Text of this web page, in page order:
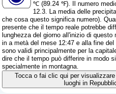
℃ (89.24 ℉). Il numero
12.3. La media delle
che cosa questo significa numero).
presente che il tempo reale potrebbe
lunghezza del giorno all'inizio di
in a metà del mese 12:47 e alla fine
sono validi principalmente per la
dire che il tempo può differire in modo
specialmente in montagna.
Tocca o fai clic qui per
luoghi in